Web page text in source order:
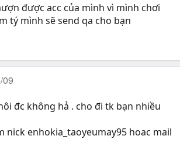
được acc của mình vì mình chơi
tý mình sẽ send qa cho bạn
09
đc không hả . cho đi tk bạn nhiều
nick enhokia_taoyeumay95 hoac mail